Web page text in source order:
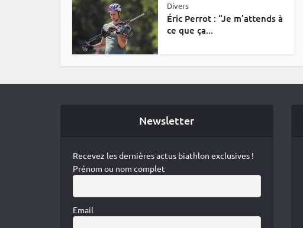
Divers
Éric Perrot : “Je m’attends à
ce que ça...
Newsletter
Recevez les dernières actus biathlon exclusives !
Prénom ou nom complet
Email